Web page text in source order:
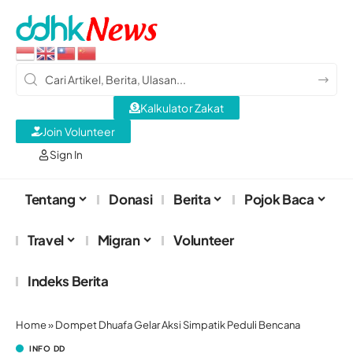
Sign In
Kalkulator Zakat
Join Volunteer
Tentang Donasi Berita Pojok Baca
Travel Migran Volunteer
Indeks Berita
Home»Dompet Dhuafa Gelar Aksi Simpatik Peduli Bencana
INFO DD